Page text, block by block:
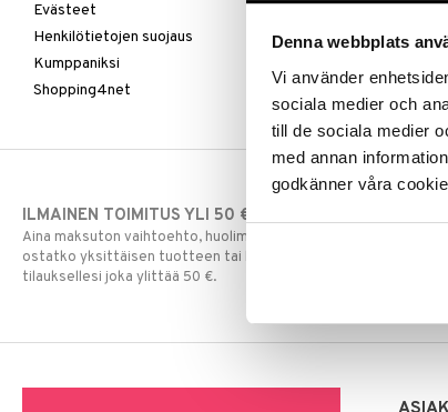
Denna webbplats
Vi använder
sociala medier och
till de sociala medier
med annan
godkänner våra
Evästeet
Henkilötietojen suojaus
Kumppaniksi
Shopping4net
ILMAINEN TOIMITUS YLI 50 €
Aina maksuton vaihtoehto, huolimatta siitä
ostatko yksittäisen tuotteen tai koko
tilauksellesi joka ylittää 50 €.
Ennen